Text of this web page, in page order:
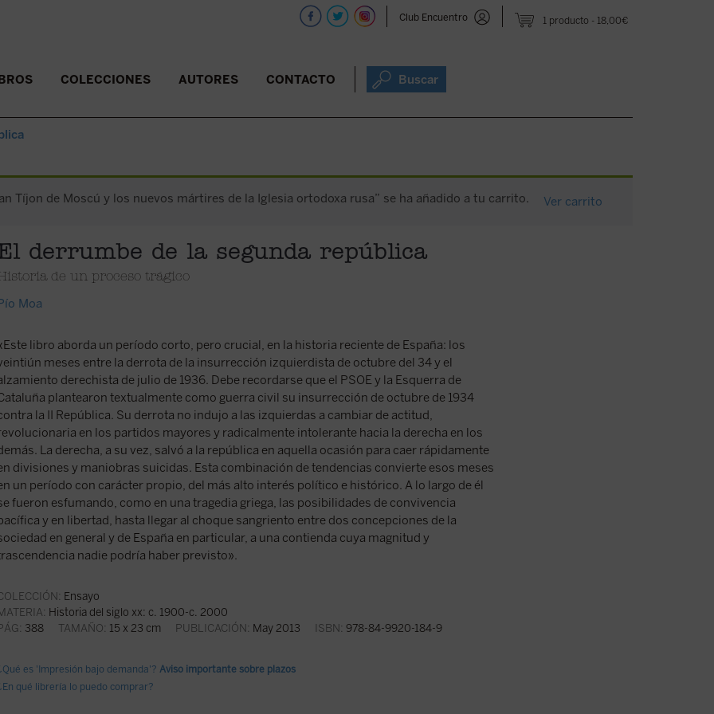
1 producto 18,00€
Club Encuentro
COLECCIONES AUTORES CONTACTO Buscar
Tíjon de Moscú y los nuevos mártires de la Iglesia ortodoxa rusa” se ha añadido a tu carrito. Ver carrito
derrumbe de la segunda república
de un proceso trágico
Moa
libro aborda un período corto, pero crucial, en la historia reciente de España: los
meses entre la derrota de la insurrección izquierdista de octubre del 34 y el
derechista de julio de 1936. Debe recordarse que el PSOE y la Esquerra de
plantearon textualmente como guerra civil su insurrección de octubre de 1934
la II República. Su derrota no indujo a las izquierdas a cambiar de actitud,
en los partidos mayores y radicalmente intolerante hacia la derecha en los
La derecha, a su vez, salvó a la república en aquella ocasión para caer rápidamente
divisiones y maniobras suicidas. Esta combinación de tendencias convierte esos meses
un período con carácter propio, del más alto interés político e histórico. A lo largo de él
fueron esfumando, como en una tragedia griega, las posibilidades de convivencia
y en libertad, hasta llegar al choque sangriento entre dos concepciones de la
en general y de España en particular, a una contienda cuya magnitud y
nadie podría haber previsto».
Ensayo
Historia del siglo xx: c. 1900-c. 2000
388 TAMAÑO: 15 x 23 cm PUBLICACIÓN: May 2013 ISBN: 978-84-9920-184-9
es 'Impresión bajo demanda'? Aviso importante sobre plazos
qué librería lo puedo comprar?